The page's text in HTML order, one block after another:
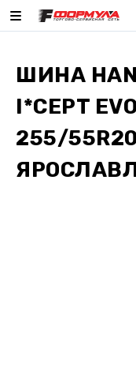
ШИНА
I*CEPT
255/